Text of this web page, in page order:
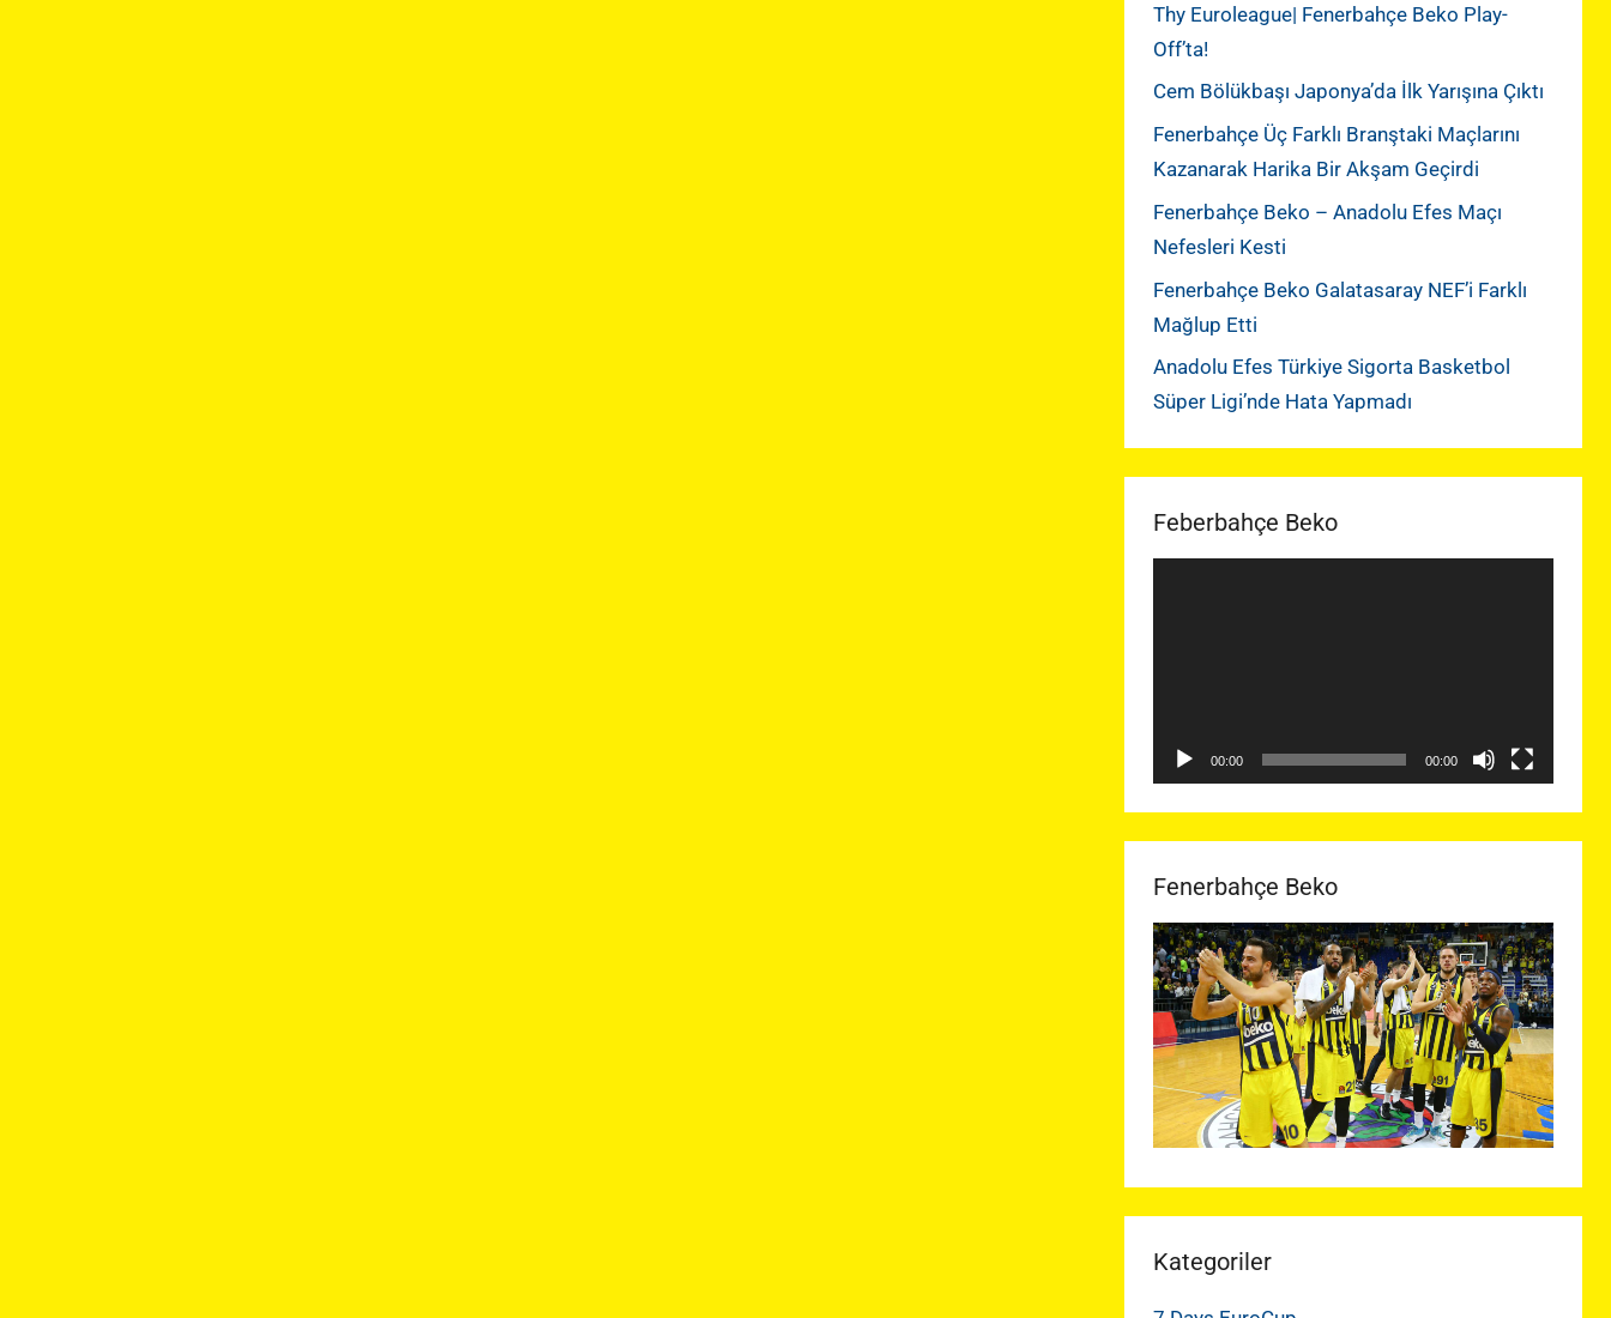
Thy Euroleague| Fenerbahçe Beko Play-
Off’ta!
Cem Bölükbaşı Japonya’da İlk Yarışına Çıktı
Fenerbahçe Üç Farklı Branştaki Maçlarını
Kazanarak Harika Bir Akşam Geçirdi
Fenerbahçe Beko – Anadolu Efes Maçı
Nefesleri Kesti
Fenerbahçe Beko Galatasaray NEF’i Farklı
Mağlup Etti
Anadolu Efes Türkiye Sigorta Basketbol
Süper Ligi’nde Hata Yapmadı
Feberbahçe Beko
00:00 00:00
Fenerbahçe Beko
Kategoriler